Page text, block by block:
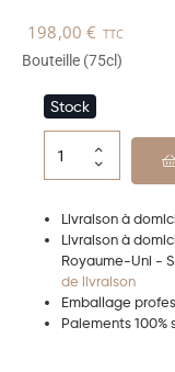
198,00€ TTC
Bouteille (75cl)
Stock
Livraison à
Livraison à
Royaume-Uni -
de livraison
Emballage
Paiements 100%